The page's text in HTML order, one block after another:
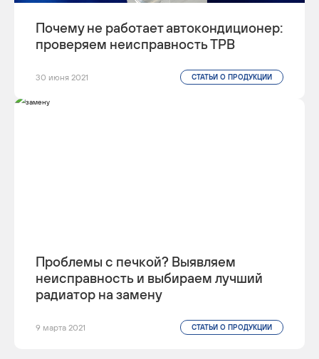
Почему не работает автокондиционер:
проверяем неисправность ТРВ
30 июня 2021 СТАТЬИ О ПРОДУКЦИИ
Проблемы с печкой? Выявляем
неисправность и выбираем лучший
радиатор на замену
9 марта 2021 СТАТЬИ О ПРОДУКЦИИ